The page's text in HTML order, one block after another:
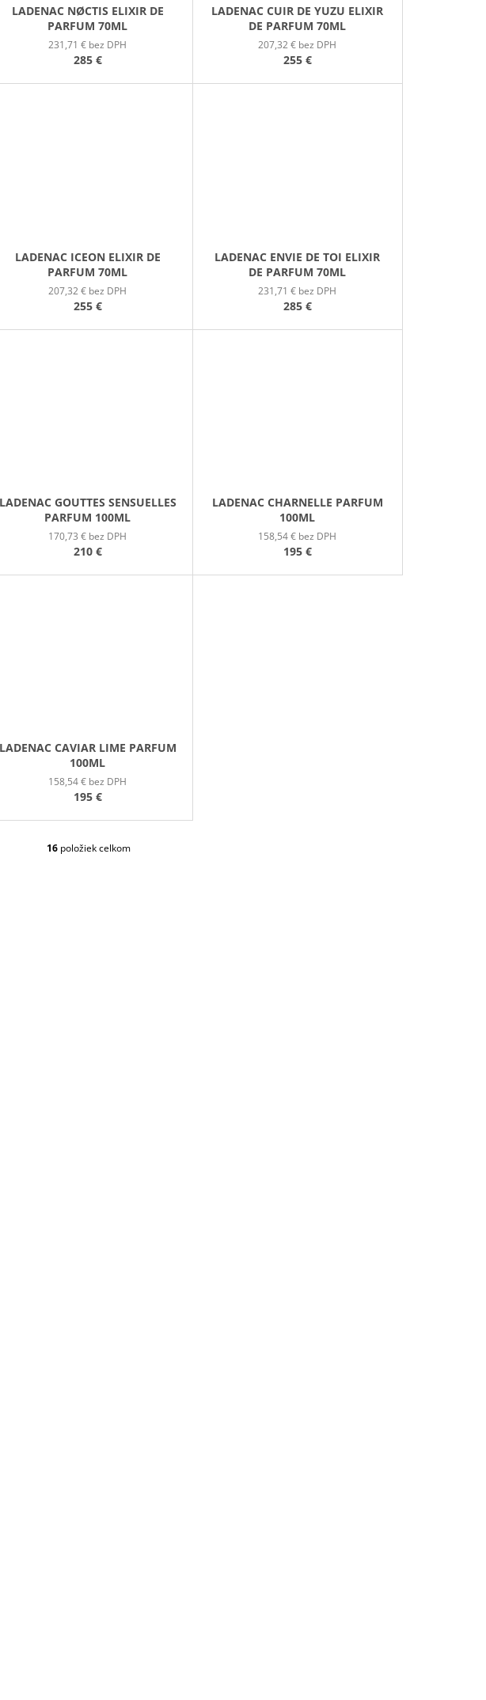
LADENAC NØCTIS ELIXIR DE
PARFUM 70ML
231,71 € bez DPH
285 €
LADENAC CUIR DE YUZU ELIXIR
DE PARFUM 70ML
207,32 € bez DPH
255 €
LADENAC ICEON ELIXIR DE
PARFUM 70ML
207,32 € bez DPH
255 €
LADENAC ENVIE DE TOI ELIXIR
DE PARFUM 70ML
231,71 € bez DPH
285 €
LADENAC GOUTTES SENSUELLES
PARFUM 100ML
170,73 € bez DPH
210 €
LADENAC CHARNELLE PARFUM
100ML
158,54 € bez DPH
195 €
LADENAC CAVIAR LIME PARFUM
100ML
158,54 € bez DPH
195 €
O
16 položiek celkom